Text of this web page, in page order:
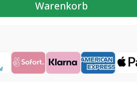
Warenkorb